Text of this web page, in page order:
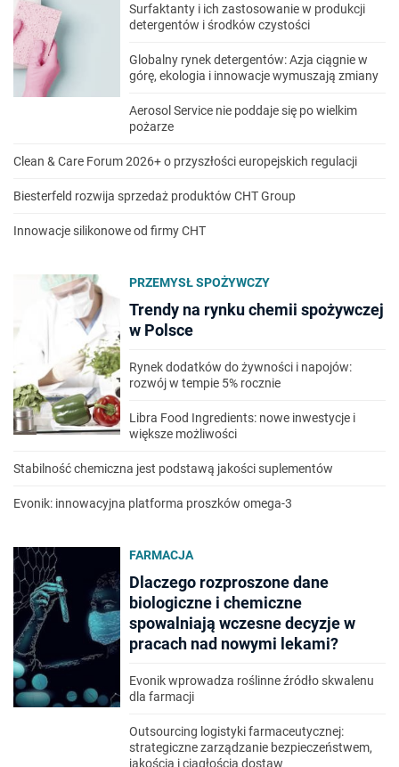
Surfaktanty i ich zastosowanie w produkcji
detergentów i środków czystości
Globalny rynek detergentów: Azja ciągnie w
górę, ekologia i innowacje wymuszają zmiany
Aerosol Service nie poddaje się po wielkim
pożarze
Clean & Care Forum 2026+ o przyszłości europejskich regulacji
Biesterfeld rozwija sprzedaż produktów CHT Group
Innowacje silikonowe od firmy CHT
PRZEMYSŁ SPOŻYWCZY
Trendy na rynku chemii spożywczej
w Polsce
Rynek dodatków do żywności i napojów:
rozwój w tempie 5% rocznie
Libra Food Ingredients: nowe inwestycje i
większe możliwości
Stabilność chemiczna jest podstawą jakości suplementów
Evonik: innowacyjna platforma proszków omega-3
FARMACJA
Dlaczego rozproszone dane
biologiczne i chemiczne
spowalniają wczesne decyzje w
pracach nad nowymi lekami?
Evonik wprowadza roślinne źródło skwalenu
dla farmacji
Outsourcing logistyki farmaceutycznej:
strategiczne zarządzanie bezpieczeństwem,
jakością i ciągłością dostaw